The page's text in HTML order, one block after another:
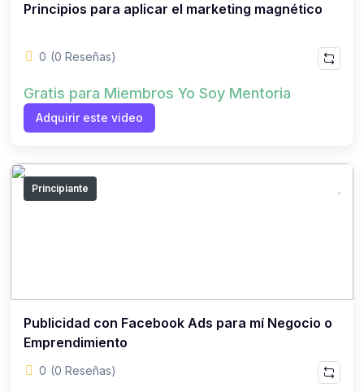
Principios para aplicar el marketing magnético
0 (0 Reseñas)
Gratis para Miembros Yo Soy Mentoria
Adquirir este video
Principiante
Publicidad con Facebook Ads para mí Negocio o
Emprendimiento
0 (0 Reseñas)